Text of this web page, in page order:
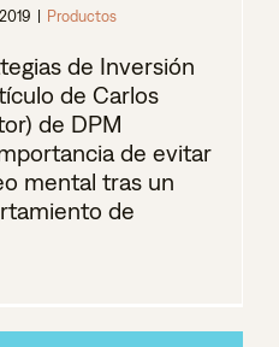
Productos
de Inversión
de Carlos
de DPM
de evitar
mental tras un
de